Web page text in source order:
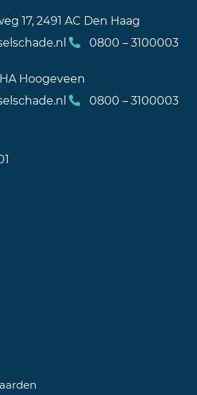
17, 2491 AC Den Haag
0800 – 3100003
Hoogeveen
0800 – 3100003